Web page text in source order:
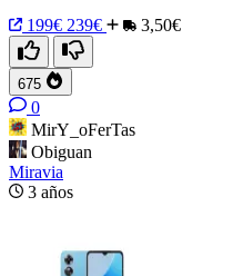
199€ 239€ 3,50€
675
0
MirY_oFerTas
Obiguan
Miravia
3 años